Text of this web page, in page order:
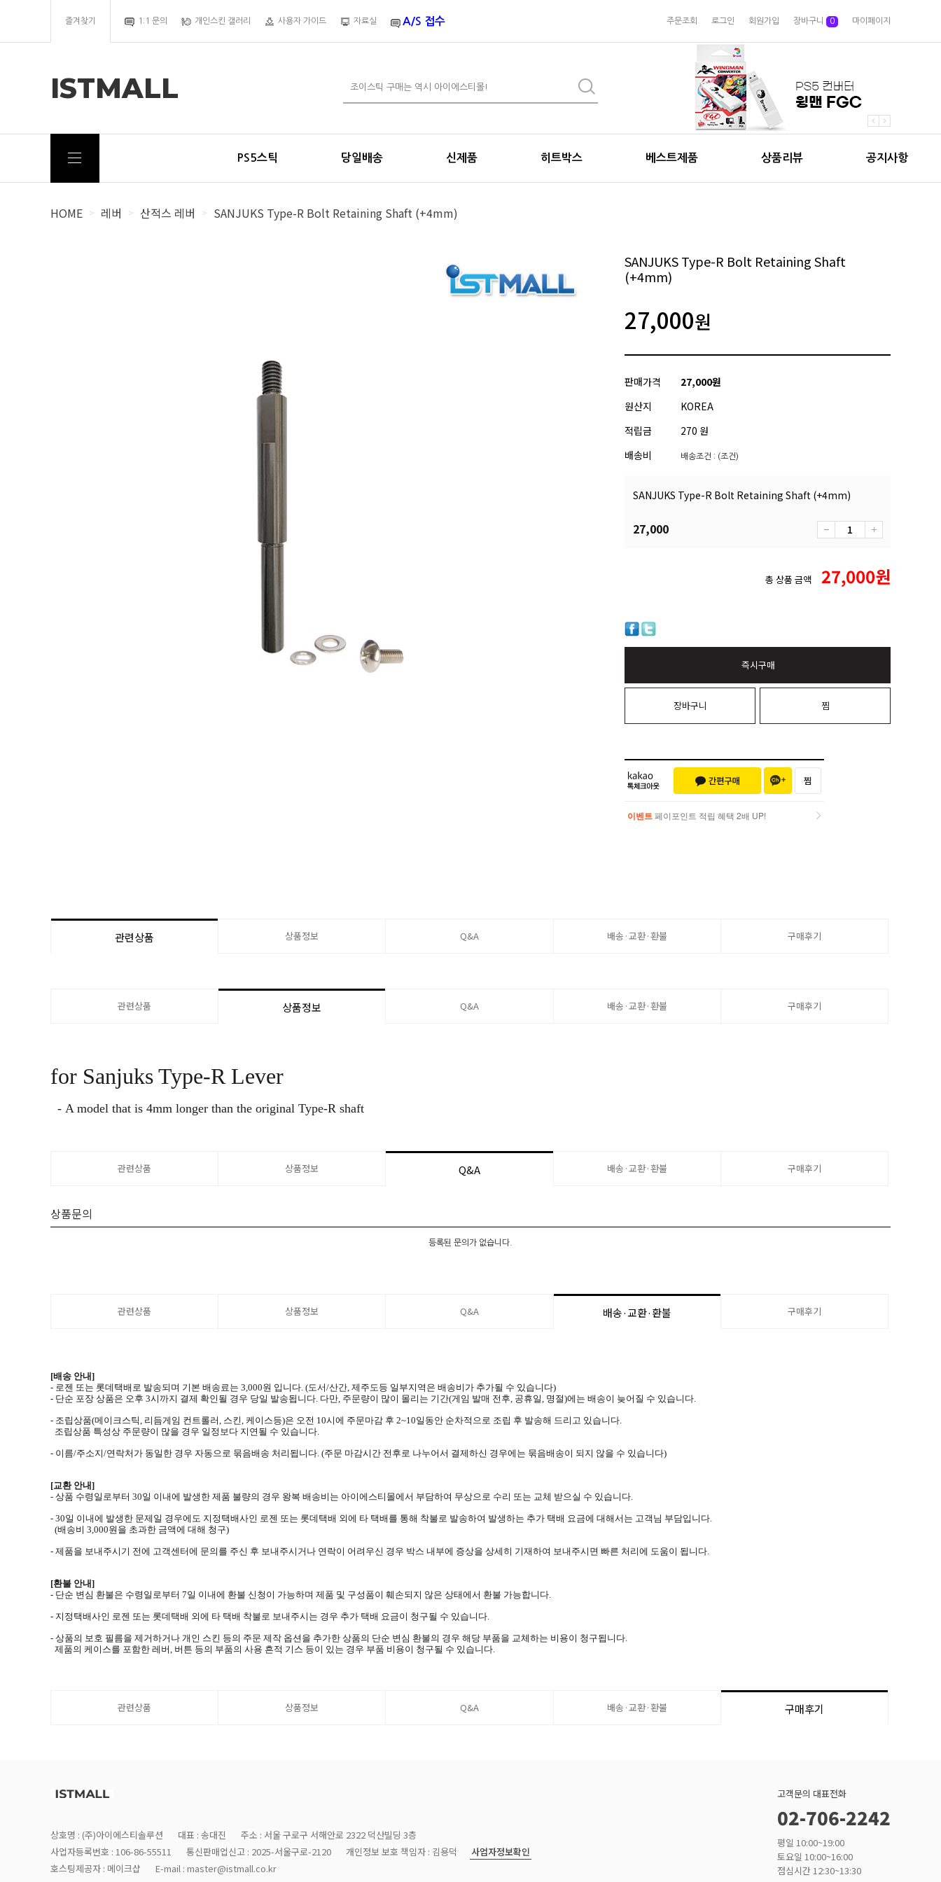
즐겨찾기 1:1 문의 개인스킨 갤러리 사용자 가이드 자료실 A/S 접수 주문조회 로그인 회원가입 장바구니 0 마이페이지
ISTMALL
PS5스틱 당일배송 신제품 히트박스 베스트제품 상품리뷰 공지사항
HOME > 레버 > 산적스 레버 > SANJUKS Type-R Bolt Retaining Shaft (+4mm)
SANJUKS Type-R Bolt Retaining Shaft
(+4mm)
27,000원
판매가격 27,000원
원산지
KOREA
적립금
270 원
배송비
배송조건 : (조건)
SANJUKS Type-R Bolt Retaining Shaft (+4mm)
27,000
총 상품 금액 27,000원
즉시구매
장바구니 찜
이벤트 페이포인트 적립 혜택 2배 UP!
관련상품 상품정보 Q&A 배송·교환·환불 구매후기
관련상품 상품정보 Q&A 배송·교환·환불 구매후기
for Sanjuks Type-R Lever
- A model that is 4mm longer than the original Type-R shaft
관련상품 상품정보 Q&A 배송·교환·환불 구매후기
상품문의
등록된 문의가 없습니다.
관련상품 상품정보 Q&A 배송·교환·환불 구매후기
[배송 안내]
- 로젠 또는 롯데택배로 발송되며 기본 배송료는 3,000원 입니다. (도서/산간, 제주도등 일부지역은 배송비가 추가될 수 있습니다)
- 단순 포장 상품은 오후 3시까지 결제 확인될 경우 당일 발송됩니다. 다만, 주문량이 많이 몰리는 기간(게임 발매 전후, 공휴일, 명절)에는 배송이 늦어질 수 있습니다.
- 조립상품(메이크스틱, 리듬게임 컨트롤러, 스킨, 케이스등)은 오전 10시에 주문마감 후 2~10일동안 순차적으로 조립 후 발송해 드리고 있습니다.
조립상품 특성상 주문량이 많을 경우 일정보다 지연될 수 있습니다.
- 이름/주소지/연락처가 동일한 경우 자동으로 묶음배송 처리됩니다. (주문 마감시간 전후로 나누어서 결제하신 경우에는 묶음배송이 되지 않을 수 있습니다)
[교환 안내]
- 상품 수령일로부터 30일 이내에 발생한 제품 불량의 경우 왕복 배송비는 아이에스티몰에서 부담하여 무상으로 수리 또는 교체 받으실 수 있습니다.
- 30일 이내에 발생한 문제일 경우에도 지정택배사인 로젠 또는 롯데택배 외에 타 택배를 통해 착불로 발송하여 발생하는 추가 택배 요금에 대해서는 고객님 부담입니다.
(배송비 3,000원을 초과한 금액에 대해 청구)
- 제품을 보내주시기 전에 고객센터에 문의를 주신 후 보내주시거나 연락이 어려우신 경우 박스 내부에 증상을 상세히 기재하여 보내주시면 빠른 처리에 도움이 됩니다.
[환불 안내]
- 단순 변심 환불은 수령일로부터 7일 이내에 환불 신청이 가능하며 제품 및 구성품이 훼손되지 않은 상태에서 환불 가능합니다.
- 지정택배사인 로젠 또는 롯데택배 외에 타 택배 착불로 보내주시는 경우 추가 택배 요금이 청구될 수 있습니다.
- 상품의 보호 필름을 제거하거나 개인 스킨 등의 주문 제작 옵션을 추가한 상품의 단순 변심 환불의 경우 해당 부품을 교체하는 비용이 청구됩니다.
제품의 케이스를 포함한 레버, 버튼 등의 부품의 사용 흔적 기스 등이 있는 경우 부품 비용이 청구될 수 있습니다.
관련상품 상품정보 Q&A 배송·교환·환불 구매후기
상호명 : (주)아이에스티솔루션 대표 : 송대진
주소 : 서울 구로구 서해안로 2322 덕산빌딩 3층
사업자등록번호 : 106-86-55511
통신판매업신고 : 2025-서울구로-2120 개인정보 보호 책임자 : 김용덕
사업자정보확인
호스팅제공자 : 메이크샵
E-mail : master@istmall.co.kr
고객문의 대표전화
02-706-2242
평일 10:00~19:00
토요일 10:00~16:00
점심시간 12:30~13:30